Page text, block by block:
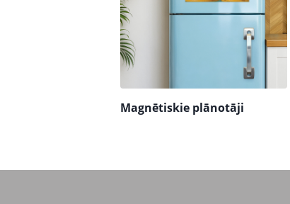
Magnētiskie plānotāji